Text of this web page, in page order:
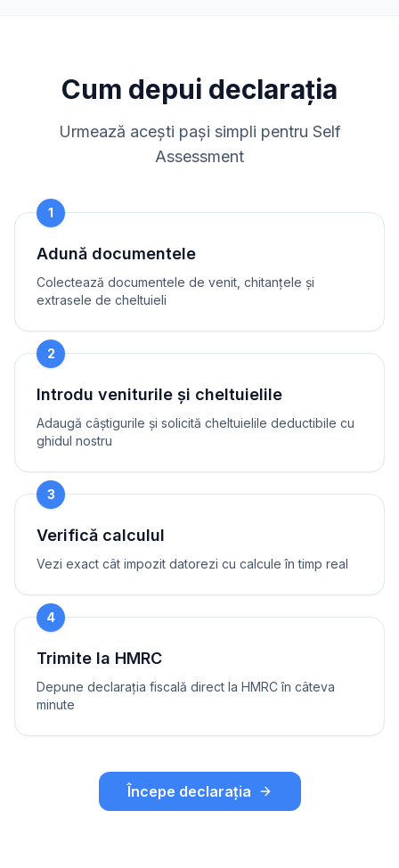
Cum depui declarația
Urmează acești pași simpli pentru Self
Assessment
1
Adună documentele
Colectează documentele de venit, chitanțele și
extrasele de cheltuieli
2
Introdu veniturile și cheltuielile
Adaugă câștigurile și solicită cheltuielile deductibile cu
ghidul nostru
3
Verifică calculul
Vezi exact cât impozit datorezi cu calcule în timp real
4
Trimite la HMRC
Depune declarația fiscală direct la HMRC în câteva
minute
Începe declarația